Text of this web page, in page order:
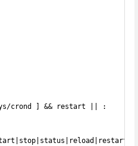
crond ] && restart || :